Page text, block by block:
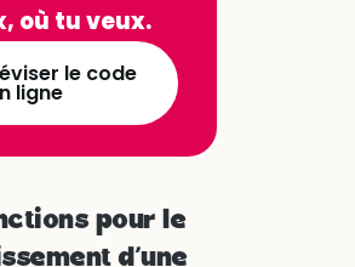
où tu veux.
le code
ligne
pour le
d’une